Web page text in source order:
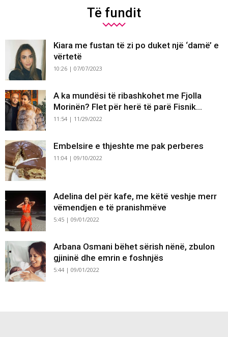
Të fundit
Kiara me fustan të zi po duket një ‘damë’ e
vërtetë
10:26 | 07/07/2023
A ka mundësi të ribashkohet me Fjolla
Morinën? Flet për herë të parë Fisnik...
11:54 | 11/29/2022
Embelsire e thjeshte me pak perberes
11:04 | 09/10/2022
Adelina del për kafe, me këtë veshje merr
vëmendjen e të pranishmëve
5:45 | 09/01/2022
Arbana Osmani bëhet sërish nënë, zbulon
gjininë dhe emrin e foshnjës
5:44 | 09/01/2022